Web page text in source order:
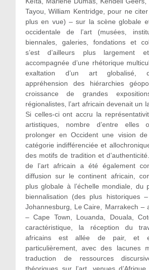
Tayou, William Kentridge, pour ne
plus en vue) – sur la scène globale
occidentale de l’art (musées,
biennales, galeries, fondations et
s’est d’ailleurs plus largement
accompagnée d’une rhétorique
exaltation d’un art globalisé,
appréhension des hiérarchies
croissance de grandes
régionalistes, l’art africain devenait un
Si celles-ci ont accru la
artistiques, nombre d’entre elles
prolonger en Occident une vision de
catégorie indifférenciée et
des motifs de tradition et
de l’art africain a été également
diffusion sur le continent africain,
plus globale à l’échelle mondiale, du
biennalisation (des plus historiques –
Johannesburg, Le Caire, Marrakech –
– Cape Town, Louanda, Douala,
caractéristique, la réception du
africains est allée de pair, et
particulièrement, avec des lacunes
traduction de ressources